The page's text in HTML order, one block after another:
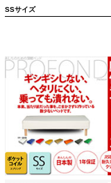
SSサイズ